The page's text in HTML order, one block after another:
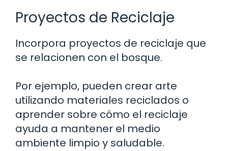
Proyectos de Reciclaje
Incorpora proyectos de reciclaje que
se relacionen con el bosque.
Por ejemplo, pueden crear arte
utilizando materiales reciclados o
aprender sobre cómo el reciclaje
ayuda a mantener el medio
ambiente limpio y saludable.